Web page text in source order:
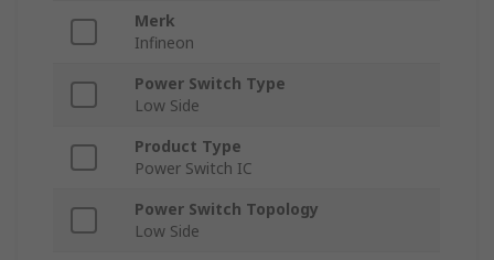
Merk
Infineon
Power Switch Type
Low Side
Product Type
Power Switch IC
Power Switch Topology
Low Side